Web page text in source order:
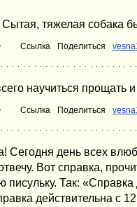
тяжелая собака
Ссылка Поделиться
научиться прощать
Ссылка Поделиться
Сегодня день всех
Вот справка,
Так:
действительна с